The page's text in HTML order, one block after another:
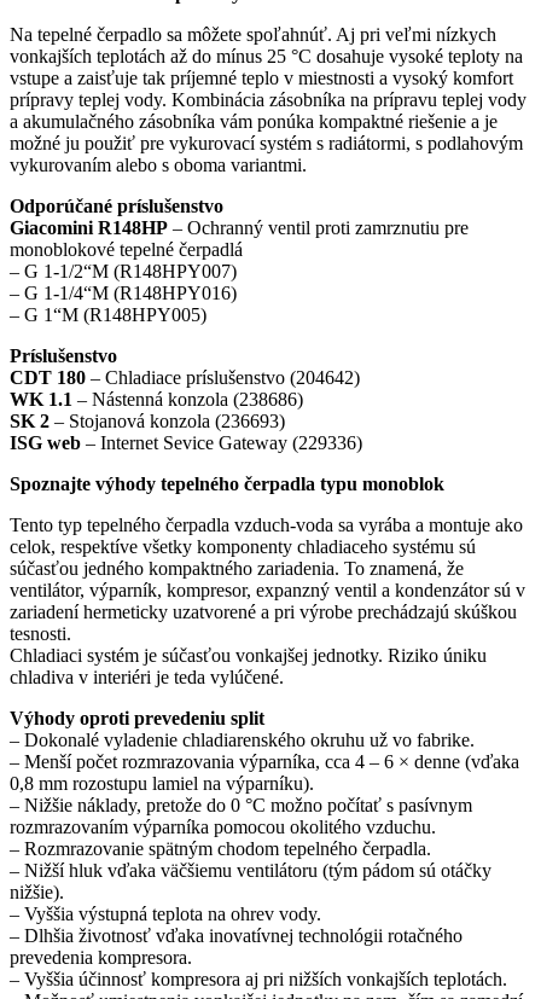
Na tepelné čerpadlo sa môžete spoľahnúť. Aj pri veľmi nízkych
vonkajších teplotách až do mínus 25 °C dosahuje vysoké teploty na
vstupe a zaisťuje tak príjemné teplo v miestnosti a vysoký komfort
prípravy teplej vody. Kombinácia zásobníka na prípravu teplej vody
a akumulačného zásobníka vám ponúka kompaktné riešenie a je
možné ju použiť pre vykurovací systém s radiátormi, s podlahovým
vykurovaním alebo s oboma variantmi.
Odporúčané príslušenstvo
Giacomini R148HP – Ochranný ventil proti zamrznutiu pre
monoblokové tepelné čerpadlá
– G 1-1/2“M (R148HPY007)
– G 1-1/4“M (R148HPY016)
– G 1“M (R148HPY005)
Príslušenstvo
CDT 180 – Chladiace príslušenstvo (204642)
WK 1.1 – Nástenná konzola (238686)
SK 2 – Stojanová konzola (236693)
ISG web – Internet Sevice Gateway (229336)
Spoznajte výhody tepelného čerpadla typu monoblok
Tento typ tepelného čerpadla vzduch-voda sa vyrába a montuje ako
celok, respektíve všetky komponenty chladiaceho systému sú
súčasťou jedného kompaktného zariadenia. To znamená, že
ventilátor, výparník, kompresor, expanzný ventil a kondenzátor sú v
zariadení hermeticky uzatvorené a pri výrobe prechádzajú skúškou
tesnosti.
Chladiaci systém je súčasťou vonkajšej jednotky. Riziko úniku
chladiva v interiéri je teda vylúčené.
Výhody oproti prevedeniu split
– Dokonalé vyladenie chladiarenského okruhu už vo fabrike.
– Menší počet rozmrazovania výparníka, cca 4 – 6 × denne (vďaka
0,8 mm rozostupu lamiel na výparníku).
– Nižšie náklady, pretože do 0 °C možno počítať s pasívnym
rozmrazovaním výparníka pomocou okolitého vzduchu.
– Rozmrazovanie spätným chodom tepelného čerpadla.
– Nižší hluk vďaka väčšiemu ventilátoru (tým pádom sú otáčky
nižšie).
– Vyššia výstupná teplota na ohrev vody.
– Dlhšia životnosť vďaka inovatívnej technológii rotačného
prevedenia kompresora.
– Vyššia účinnosť kompresora aj pri nižších vonkajších teplotách.